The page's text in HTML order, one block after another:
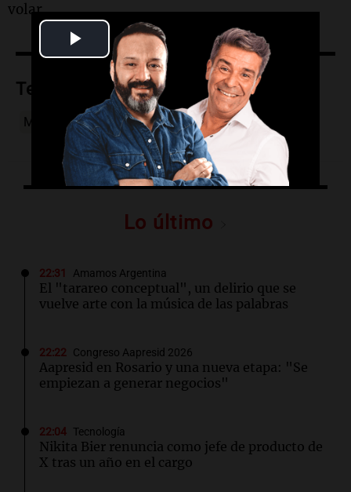
Play
Video
volar.
Temas
Milei Agroactiva Santa Fe intimidad
Lo último
22:31 Amamos Argentina
El "tarareo conceptual", un delirio que se
vuelve arte con la música de las palabras
22:22 Congreso Aapresid 2026
Aapresid en Rosario y una nueva etapa: "Se
empiezan a generar negocios"
22:04 Tecnología
Nikita Bier renuncia como jefe de producto de
X tras un año en el cargo